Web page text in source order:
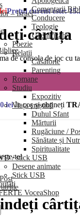
Comentarii
Conducere
Teologie
Ucenicizare
Poezie
Relatii
Căsătorie
Parenting
Romane
Studiu
Expozitiv
Viața creștină
Duhul Sfant
Mărturii
Rugăciune /
Sănătate și
Spiritualitate
/ stick USB
Desene animate
Stick USB
VoceaShop
– Israel
leiPrețul curent este:
cârtița
de consola de joc cu
leiîn coș și obțineți
te!